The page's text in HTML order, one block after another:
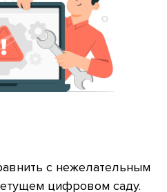
с нежелательным
цифровом саду.